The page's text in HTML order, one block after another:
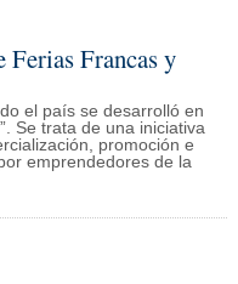
Francas y
el país se desarrolló en
Se trata de una iniciativa
promoción e
emprendedores de la